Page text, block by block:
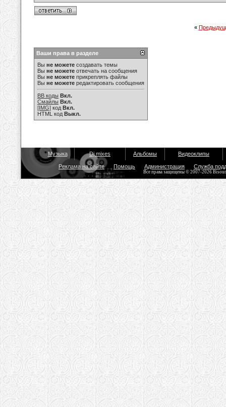
«
Ваши права в разделе
Вы не можете создавать темы
Вы не можете отвечать на сообщения
Вы не можете прикреплять файлы
Вы не можете редактировать сообщения
BB коды Вкл.
Смайлы Вкл.
[IMG] код Вкл.
HTML код Выкл.
Музыка Dj mixes Альбомы Видеоклипы
Реклама на сайте Помощь Администрация Служба
Все права защищены © 2007-2026